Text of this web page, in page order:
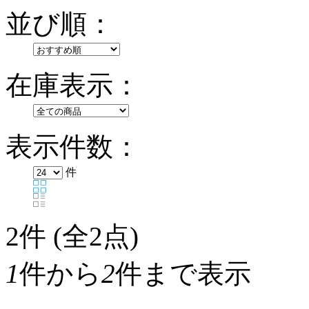
並び順：
在庫表示：
表示件数：
件
2件 (全2点)
1件から2件まで表示